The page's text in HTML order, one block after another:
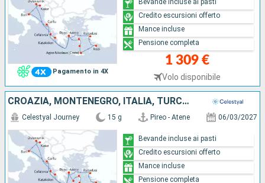
Pagamento in 4X
1 309 €
Volo disponibile
Bevande incluse ai pasti
Credito escursioni offerto
Mance incluse
Pensione completa
CROAZIA, MONTENEGRO, ITALIA, TURCHIA, GRECIA
Celestyal Journey 15 g Pireo - Atene 06/03/2027
Bevande incluse ai pasti
Credito escursioni offerto
Mance incluse
Pensione completa